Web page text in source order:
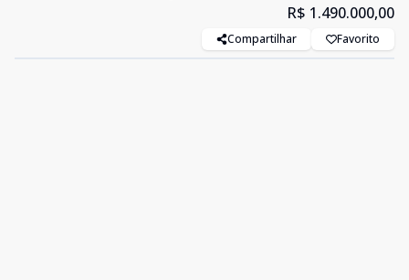
R$ 1.490.000,00
Compartilhar Favorito